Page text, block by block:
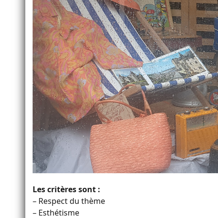
Les critères sont :
– Respect du thème
– Esthétisme